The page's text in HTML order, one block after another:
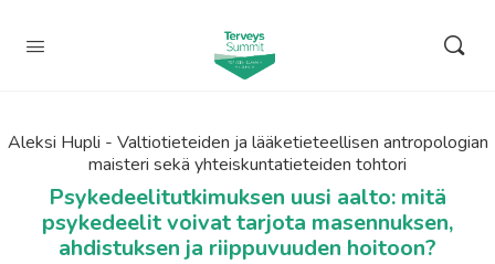
Aleksi Hupli - Valtiotieteiden ja lääketieteellisen antropologian
maisteri sekä yhteiskuntatieteiden tohtori
Psykedeelitutkimuksen uusi aalto: mitä
psykedeelit voivat tarjota masennuksen,
ahdistuksen ja riippuvuuden hoitoon?